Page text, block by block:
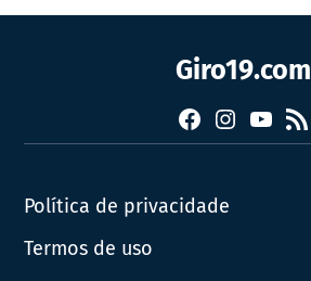
Giro19.com
FacebookInstagram
YouTube
RSS
Política de privacidade
Termos de uso